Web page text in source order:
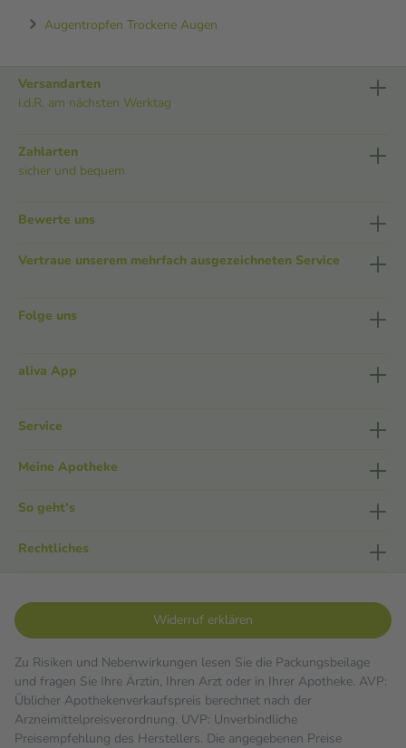
Augentropfen Trockene Augen
Versandarten
i.d.R. am nächsten Werktag
Zahlarten
sicher und bequem
Bewerte uns
Vertraue unserem mehrfach ausgezeichneten Service
Folge uns
aliva App
Service
Meine Apotheke
So geht's
Rechtliches
Widerruf erklären
Zu Risiken und Nebenwirkungen lesen Sie die Packungsbeilage
und fragen Sie Ihre Ärztin, Ihren Arzt oder in Ihrer Apotheke. AVP:
Üblicher Apothekenverkaufspreis berechnet nach der
Arzneimittelpreisverordnung. UVP: Unverbindliche
Preisempfehlung des Herstellers. Die angegebenen Preise